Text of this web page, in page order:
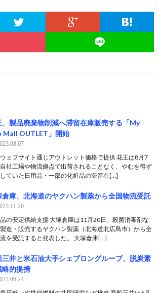
、製品廃棄物削減へ滞留在庫販売する「My
Mall OUTLET」開始
ェブサイト通じアウトレット価格で提供 花王は8月7
社工場や物流拠点で出荷されることなく、やむを得ず
ていた日用品・一部の化粧品の滞留在[…]
倉庫、北海道のヤクハン製薬から全国物流受託
の安定供給支援 大塚倉庫は11月20日、殺菌消毒剤な
造・販売するヤクハン製薬（北海道北広島市）から全
を受託すると発表した。 大塚倉庫[…]
三井と米石油大手シェブロングループ、脱炭素
略的提携